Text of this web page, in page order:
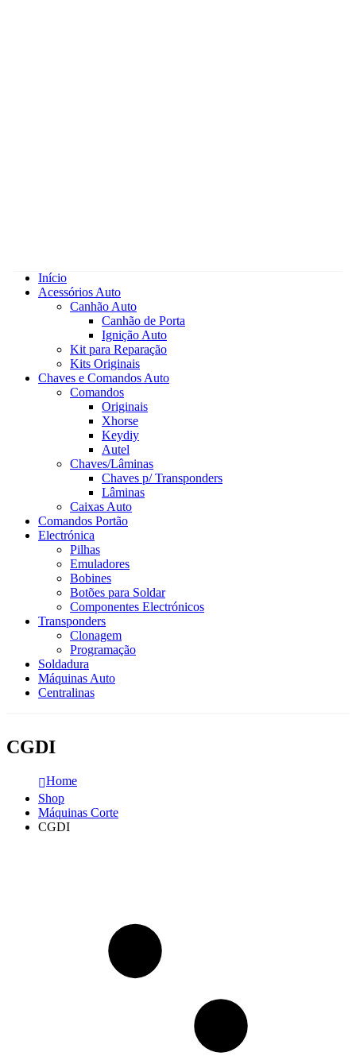
Início
Acessórios Auto
Canhão Auto
Canhão de Porta
Ignição Auto
Kit para Reparação
Kits Originais
Chaves e Comandos Auto
Comandos
Originais
Xhorse
Keydiy
Autel
Chaves/Lâminas
Chaves p/ Transponders
Lâminas
Caixas Auto
Comandos Portão
Electrónica
Pilhas
Emuladores
Bobines
Botões para Soldar
Componentes Electrónicos
Transponders
Clonagem
Programação
Soldadura
Máquinas Auto
Centralinas
CGDI
Home
Shop
Máquinas Corte
CGDI